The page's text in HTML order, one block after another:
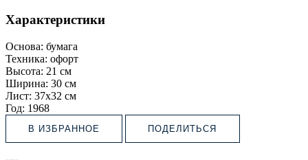
Характеристики
Основа: бумага
Техника: офорт
Высота: 21 см
Ширина: 30 см
Лист: 37х32 см
Год: 1968
В ИЗБРАННОЕ ПОДЕЛИТЬСЯ